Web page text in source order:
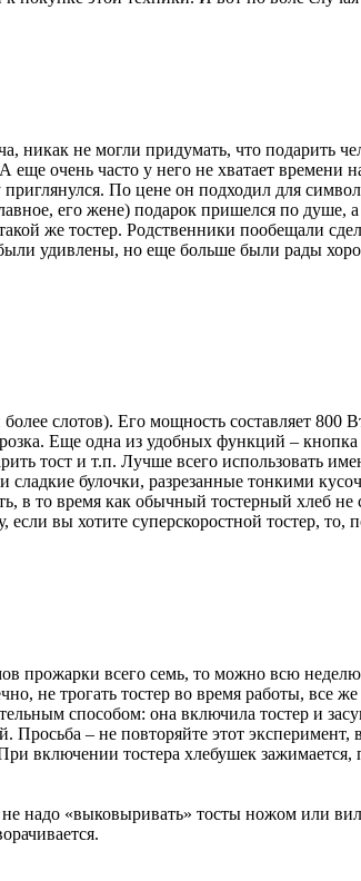
не могли придумать, что подарить
очень часто у него не хватает
По цене он подходил для
его жене) подарок пришелся по душе,
же тостер. Родственники пообещали
удивлены, но еще больше были рады
слотов). Его мощность составляет
Еще одна из удобных функций –
тост и т.п. Лучше всего использовать
булочки, разрезанные тонкими
в то время как обычный тостерный хлеб
вы хотите суперскоростной тостер,
всего семь, то можно всю неделю
не трогать тостер во время работы, все
способом: она включила тостер и
– не повторяйте этот эксперимент,
включении тостера хлебушек
надо «выковыривать» тосты ножом или